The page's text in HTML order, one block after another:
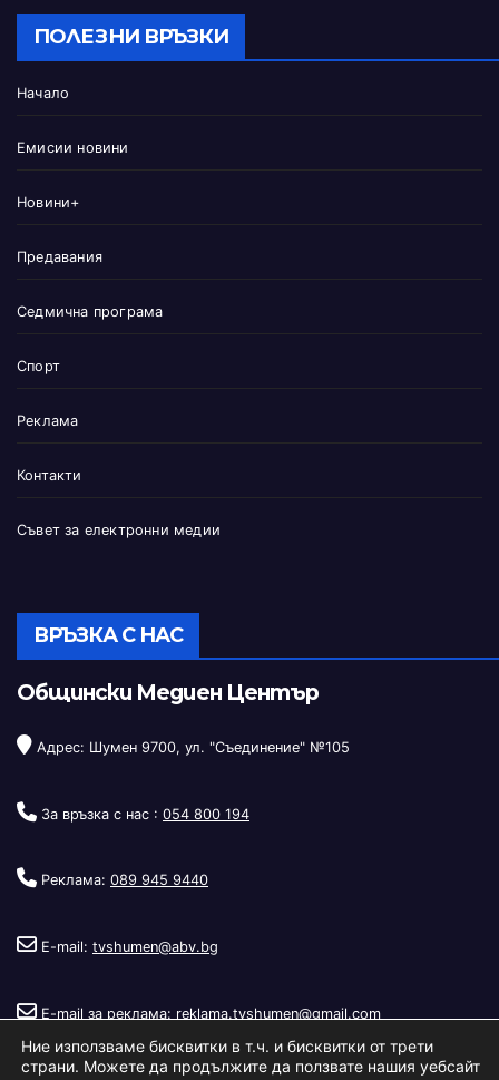
ПОЛЕЗНИ ВРЪЗКИ
Начало
Емисии новини
Новини+
Предавания
Седмична програма
Спорт
Реклама
Контакти
Съвет за електронни медии
ВРЪЗКА С НАС
Общински Медиен Център
Адрес: Шумен 9700, ул. "Съединение" №105
За връзка с нас : 054 800 194
Реклама: 089 945 9440
E-mail: tvshumen@abv.bg
E-mail за реклама: reklama.tvshumen@gmail.com
Ние използваме бисквитки в т.ч. и бисквитки от трети
страни. Можете да продължите да ползвате нашия уебсайт